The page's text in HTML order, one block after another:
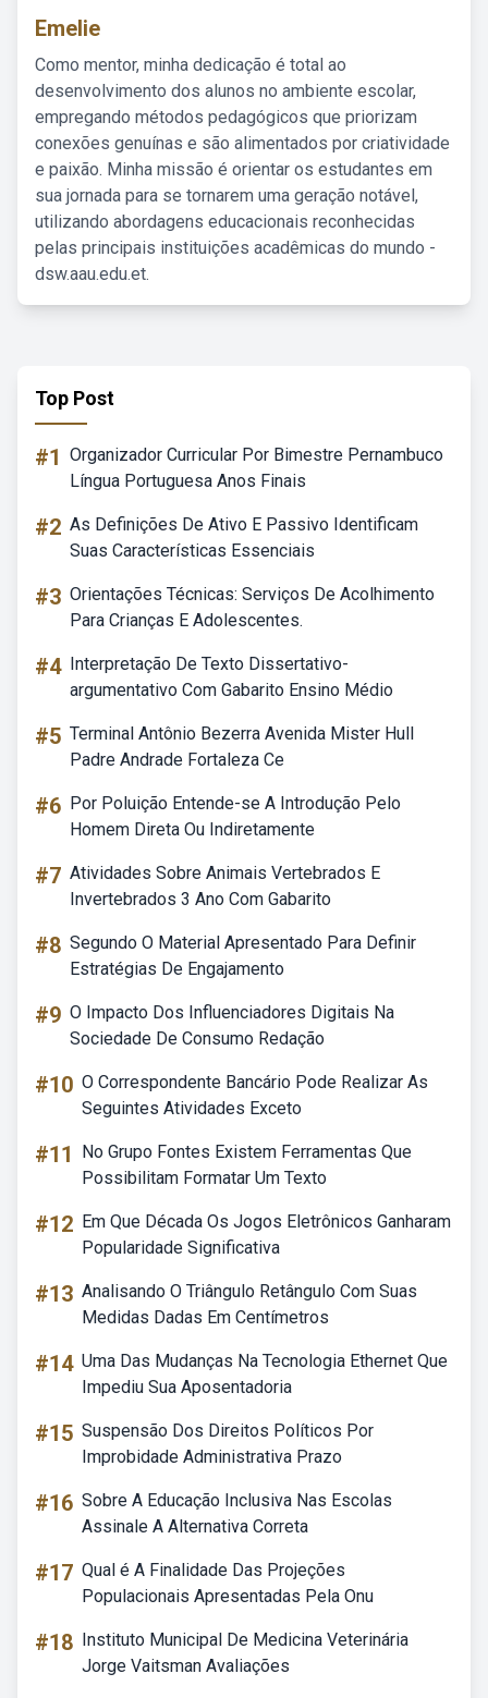
Emelie
Como mentor, minha dedicação é total ao
desenvolvimento dos alunos no ambiente escolar,
empregando métodos pedagógicos que priorizam
conexões genuínas e são alimentados por criatividade
e paixão. Minha missão é orientar os estudantes em
sua jornada para se tornarem uma geração notável,
utilizando abordagens educacionais reconhecidas
pelas principais instituições acadêmicas do mundo -
dsw.aau.edu.et.
Top Post
#1 Organizador Curricular Por Bimestre Pernambuco
Língua Portuguesa Anos Finais
#2 As Definições De Ativo E Passivo Identificam
Suas Características Essenciais
#3 Orientações Técnicas: Serviços De Acolhimento
Para Crianças E Adolescentes.
#4 Interpretação De Texto Dissertativo-
argumentativo Com Gabarito Ensino Médio
#5 Terminal Antônio Bezerra Avenida Mister Hull
Padre Andrade Fortaleza Ce
#6 Por Poluição Entende-se A Introdução Pelo
Homem Direta Ou Indiretamente
#7 Atividades Sobre Animais Vertebrados E
Invertebrados 3 Ano Com Gabarito
#8 Segundo O Material Apresentado Para Definir
Estratégias De Engajamento
#9 O Impacto Dos Influenciadores Digitais Na
Sociedade De Consumo Redação
#10 O Correspondente Bancário Pode Realizar As
Seguintes Atividades Exceto
#11
No Grupo Fontes Existem Ferramentas Que
Possibilitam Formatar Um Texto
#12 Em Que Década Os Jogos Eletrônicos Ganharam
Popularidade Significativa
#13 Analisando O Triângulo Retângulo Com Suas
Medidas Dadas Em Centímetros
#14 Uma Das Mudanças Na Tecnologia Ethernet Que
Impediu Sua Aposentadoria
#15 Suspensão Dos Direitos Políticos Por
Improbidade Administrativa Prazo
#16 Sobre A Educação Inclusiva Nas Escolas
Assinale A Alternativa Correta
#17 Qual é A Finalidade Das Projeções
Populacionais Apresentadas Pela Onu
#18 Instituto Municipal De Medicina Veterinária
Jorge Vaitsman Avaliações